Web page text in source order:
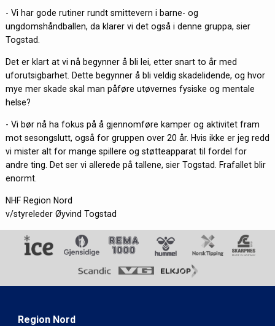
- Vi har gode rutiner rundt smittevern i barne- og
ungdomshåndballen, da klarer vi det også i denne gruppa, sier
Togstad.
Det er klart at vi nå begynner å bli lei, etter snart to år med
uforutsigbarhet. Dette begynner å bli veldig skadelidende, og hvor
mye mer skade skal man påføre utøvernes fysiske og mentale
helse?
- Vi bør nå ha fokus på å gjennomføre kamper og aktivitet fram
mot sesongslutt, også for gruppen over 20 år. Hvis ikke er jeg redd
vi mister alt for mange spillere og støtteapparat til fordel for
andre ting. Det ser vi allerede på tallene, sier Togstad. Frafallet blir
enormt.
NHF Region Nord
v/styreleder Øyvind Togstad
Region Nord